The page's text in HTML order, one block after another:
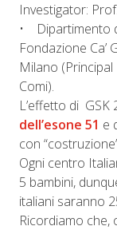
Investigator:
• Dipartimento
Fondazione Ca’
Milano
Comi).
L’effetto di
dell’esone 51 e
con
Ogni centro
5 bambini,
italiani saranno
Ricordiamo che,